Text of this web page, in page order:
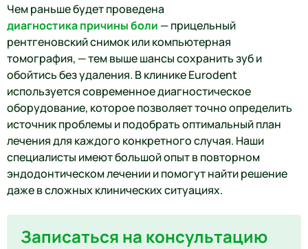
Чем раньше будет проведена
диагностика причины боли — прицельный
рентгеновский снимок или компьютерная
томография, — тем выше шансы сохранить зуб и
обойтись без удаления. В клинике Eurodent
используется современное диагностическое
оборудование, которое позволяет точно определить
источник проблемы и подобрать оптимальный план
лечения для каждого конкретного случая. Наши
специалисты имеют большой опыт в повторном
эндодонтическом лечении и помогут найти решение
даже в сложных клинических ситуациях.
Записаться на консультацию